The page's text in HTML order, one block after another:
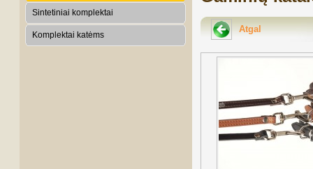
Sintetiniai komplektai
Komplektai katėms
Atgal